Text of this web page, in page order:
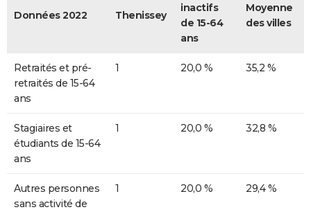
Données 2022 Thenissey
inactifs
de 15-64
ans
Moyenne
des villes
Retraités et pré-
retraités de 15-64
ans
1 20,0 % 35,2 %
Stagiaires et
étudiants de 15-64
ans
1 20,0 % 32,8 %
Autres personnes
sans activité de
1 20,0 % 29,4 %